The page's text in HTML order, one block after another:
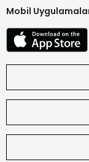
Mobil